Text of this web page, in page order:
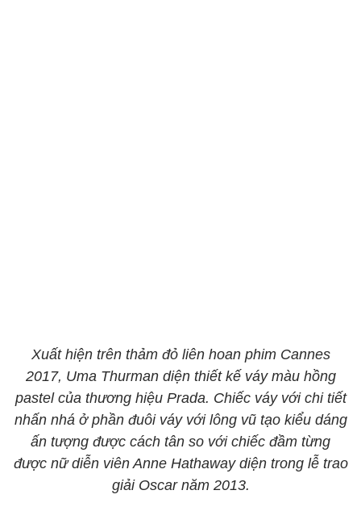
Xuất hiện trên thảm đỏ liên hoan phim Cannes
2017, Uma Thurman diện thiết kế váy màu hồng
pastel của thương hiệu Prada. Chiếc váy với chi tiết
nhấn nhá ở phần đuôi váy với lông vũ tạo kiểu dáng
ấn tượng được cách tân so với chiếc đầm từng
được nữ diễn viên Anne Hathaway diện trong lễ trao
giải Oscar năm 2013.